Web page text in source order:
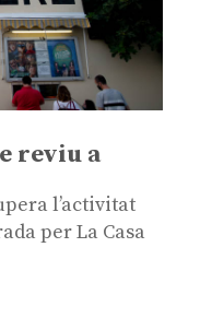
reviu a
l’activitat
per La Casa